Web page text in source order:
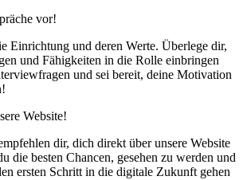
vor!
Einrichtung und deren Werte. Überlege dir,
und Fähigkeiten in die Rolle einbringen
und sei bereit, deine Motivation
Website!
dir, dich direkt über unsere Website
die besten Chancen, gesehen zu werden und
ersten Schritt in die digitale Zukunft gehen